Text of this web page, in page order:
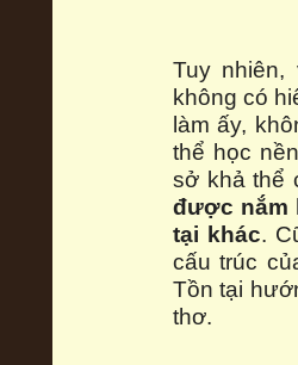
Tuy
không có
làm ấy,
thể học
sở khả thể
được nắm
tại khác.
cấu trúc
Tồn tại
thơ.